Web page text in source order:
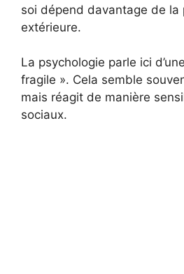
soi dépend davantage de la
extérieure.
La psychologie parle ici
fragile ». Cela semble
mais réagit de manière
sociaux.